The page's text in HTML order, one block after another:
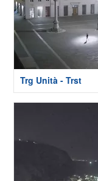
Trg Unità - Trst